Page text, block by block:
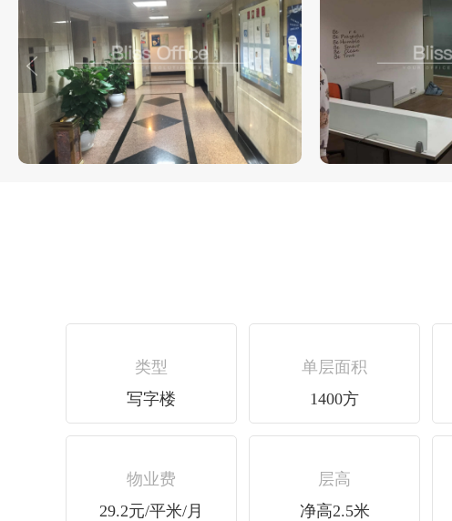
类型
写字楼
单层面积
1400方
物业费
29.2元/平米/月
层高
净高2.5米